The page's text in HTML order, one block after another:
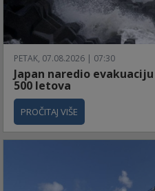
PETAK, 07.08.2026 | 07:30
Japan naredio
500 letova
PROČITAJ VIŠE